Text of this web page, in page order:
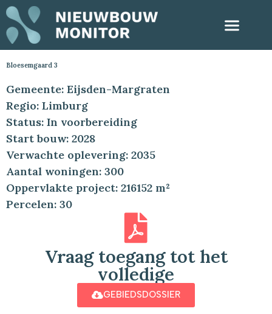
Bloesemgaard 3
Gemeente: Eijsden-Margraten
Regio: Limburg
Status: In voorbereiding
Start bouw: 2028
Verwachte oplevering: 2035
Aantal woningen: 300
Oppervlakte project: 216152 m²
Percelen: 30
Vraag toegang tot het
volledige
GEBIEDSDOSSIER